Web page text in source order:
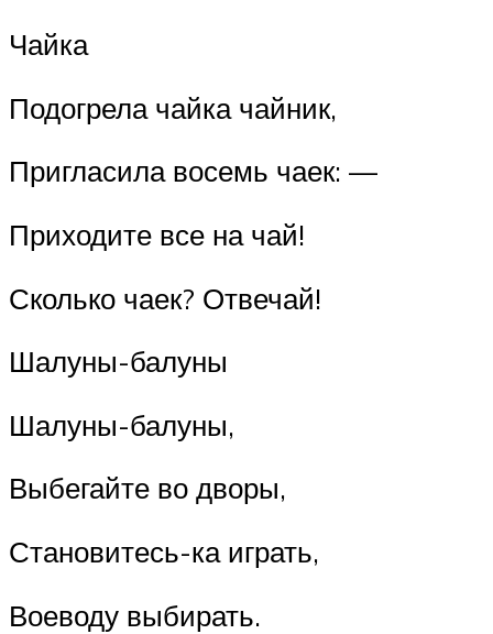
Чайка
Подогрела чайка чайник,
Пригласила восемь чаек: —
Приходите все на чай!
Сколько чаек? Отвечай!
Шалуны-балуны
Шалуны-балуны,
Выбегайте во дворы,
Становитесь-ка играть,
Воеводу выбирать.